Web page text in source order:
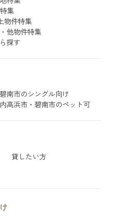
集
物件特集
他物件特集
探す
南市のシングル向け
高浜市・碧南市のペット可
貸したい方